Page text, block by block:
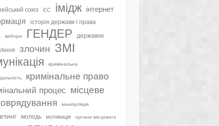
союз ЄС імідж інтернет
історія держави і права
вибори ГЕНДЕР державне
злочин ЗМІ
кримінальна
кримінальне право
процес місцеве
маніпуляція
молодь мотивація органи місцевого